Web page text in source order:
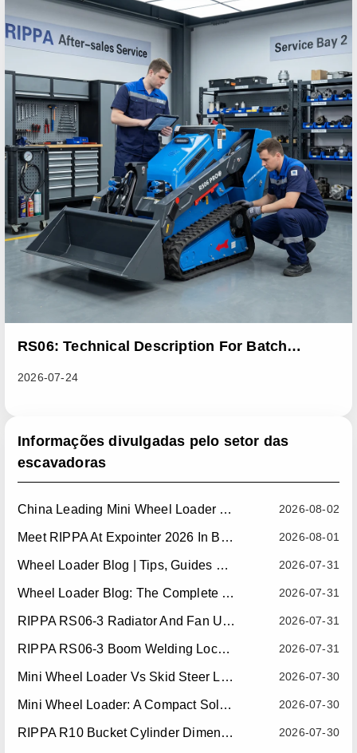
RS06: Technical Description For Batch
2026-07-24
Informações divulgadas pelo setor das
escavadoras
2026-08-02
China Leading Mini Wheel Loader Supplier: Reliable Compact Wheel Loaders For Global Markets
2026-08-01
Meet RIPPA At Expointer 2026 In Brazil
2026-07-31
Wheel Loader Blog | Tips, Guides & Attachments
2026-07-31
Wheel Loader Blog: The Complete Guide To Wheel Loaders For Construction, Agriculture, And Material Handling
2026-07-31
RIPPA RS06-3 Radiator And Fan Upgrade — Effective July 10, 2026
2026-07-31
RIPPA RS06-3 Boom Welding Locating Bar Optimization — Effective July 15, 2026
2026-07-30
Mini Wheel Loader Vs Skid Steer Loader: Which Compact Machine Is Better For Your Business?
2026-07-30
Mini Wheel Loader: A Compact Solution For Efficient Material Handling
2026-07-30
RIPPA R10 Bucket Cylinder Dimension Optimization — Effective July 15, 2026